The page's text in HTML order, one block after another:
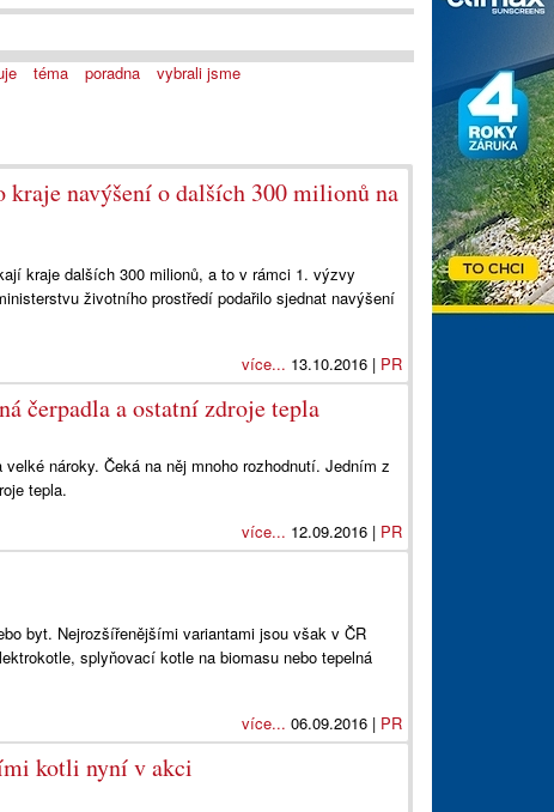
téma poradna vybrali jsme
navýšení o dalších 300 milionů na
kraje dalších 300 milionů, a to v rámci 1. výzvy
životního prostředí podařilo sjednat navýšení
více... 13.10.2016 | PR
čerpadla a ostatní zdroje tepla
nároky. Čeká na něj mnoho rozhodnutí. Jedním z
tepla.
více... 12.09.2016 | PR
byt. Nejrozšířenějšími variantami jsou však v ČR
splyňovací kotle na biomasu nebo tepelná
více... 06.09.2016 | PR
kotli nyní v akci